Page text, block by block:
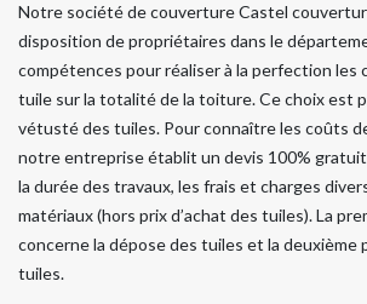
Notre société de couverture Castel
disposition de propriétaires dans le
compétences pour réaliser à la perfection les
tuile sur la totalité de la toiture. Ce choix est
vétusté des tuiles. Pour connaître les coûts
notre entreprise établit un devis 100%
la durée des travaux, les frais et charges
matériaux (hors prix d’achat des tuiles). La
concerne la dépose des tuiles et la deuxième
tuiles.